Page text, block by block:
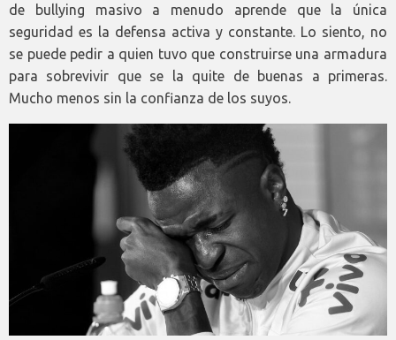
de bullying masivo a menudo aprende que la única
seguridad es la defensa activa y constante. Lo siento, no
se puede pedir a quien tuvo que construirse una armadura
para sobrevivir que se la quite de buenas a primeras.
Mucho menos sin la confianza de los suyos.